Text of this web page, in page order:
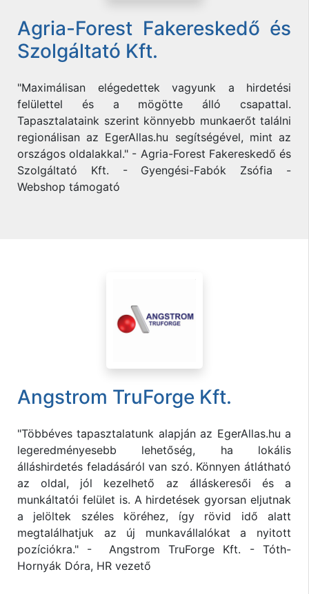
Agria-Forest Fakereskedő és
Szolgáltató Kft.
"Maximálisan elégedettek vagyunk a hirdetési
felülettel és a mögötte álló csapattal.
Tapasztalataink szerint könnyebb munkaerőt találni
regionálisan az EgerAllas.hu segítségével, mint az
országos oldalakkal." - Agria-Forest Fakereskedő és
Szolgáltató Kft. - Gyengési-Fabók Zsófia -
Webshop támogató
Angstrom TruForge Kft.
"Többéves tapasztalatunk alapján az EgerAllas.hu a
legeredményesebb lehetőség, ha lokális
álláshirdetés feladásáról van szó. Könnyen átlátható
az oldal, jól kezelhető az álláskeresői és a
munkáltatói felület is. A hirdetések gyorsan eljutnak
a jelöltek széles köréhez, így rövid idő alatt
megtalálhatjuk az új munkavállalókat a nyitott
pozíciókra." - Angstrom TruForge Kft. - Tóth-
Hornyák Dóra, HR vezető